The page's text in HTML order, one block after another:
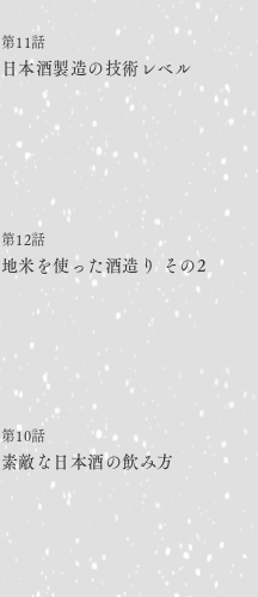
第11話
日本酒製造の技術レベル
第12話
地米を使った酒造り その2
第10話
素敵な日本酒の飲み方